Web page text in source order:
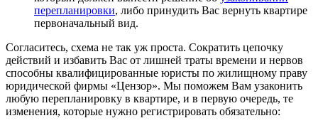
перепланировки, либо принудить Вас вернуть квартире
первоначальный вид.
Согласитесь, схема не так уж проста. Сократить цепочку
действий и избавить Вас от лишней траты времени и нервов
способны квалифицированные юристы по жилищному праву
юридической фирмы «Цензор». Мы поможем Вам узаконить
любую перепланировку в квартире, и в первую очередь, те
изменения, которые нужно регистрировать обязательно: